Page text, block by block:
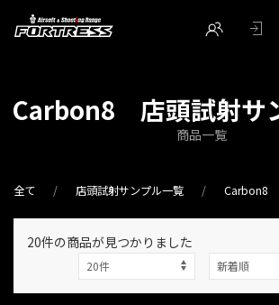
Carbon8 店頭試射サ
商品一覧
全て 店頭試射サンプル一覧 Carbon8
20件の商品が見つかりました